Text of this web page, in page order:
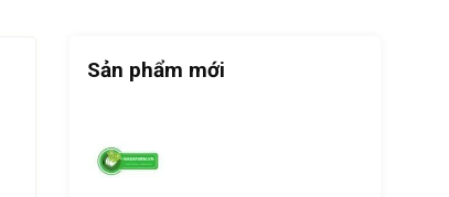
Sản phẩm mới